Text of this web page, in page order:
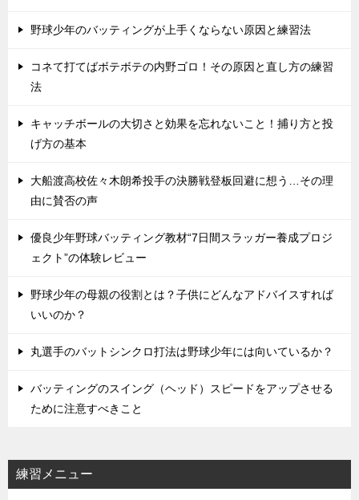
野球少年のバッティングが上手くならない原因と練習法
コネて打てばボテボテの内野ゴロ！その原因と直し方の練習
法
キャッチボールの大切さと効果を忘れないこと！捕り方と投
げ方の基本
大船渡高校佐々木朗希投手の決勝戦登板回避に想う…その理
由に賛否の声
優良少年野球バッティング教材“7日間スラッガー養成プロジ
ェクト”の体験レビュー
野球少年の母親の役割とは？子供にどんなアドバイスすれば
いいのか？
丸選手のバットシンクロ打法は野球少年には向いているか？
バッティングのスイング（ヘッド）スピードをアップさせる
ために注意すべきこと
練習メニュー